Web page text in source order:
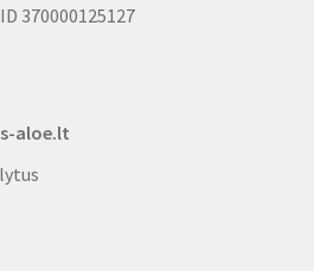
370000125127
aloe.lt